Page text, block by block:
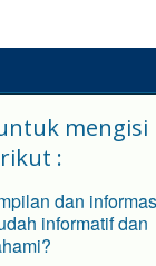
mengisi
:
dan
informatif dan